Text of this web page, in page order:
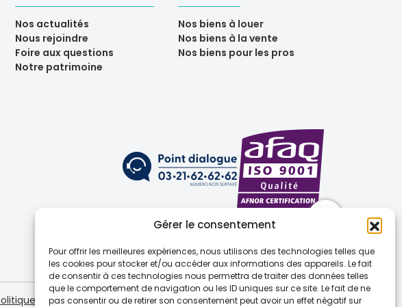
Gérer le consentement
Pour offrir les meilleures expériences, nous utilisons des technologies telles que
les cookies pour stocker et/ou accéder aux informations des appareils. Le fait
de consentir à ces technologies nous permettra de traiter des données telles
que le comportement de navigation ou les ID uniques sur ce site. Le fait de ne
pas consentir ou de retirer son consentement peut avoir un effet négatif sur
Nos actualités
Nous rejoindre
Foire aux questions
Notre patrimoine
Nos biens à louer
Nos biens à la vente
Nos biens pour les pros
de cookies (UE)